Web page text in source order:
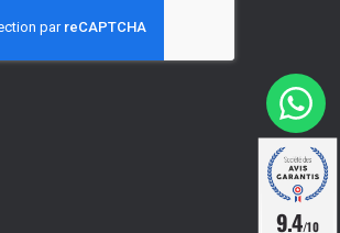
9.4/10